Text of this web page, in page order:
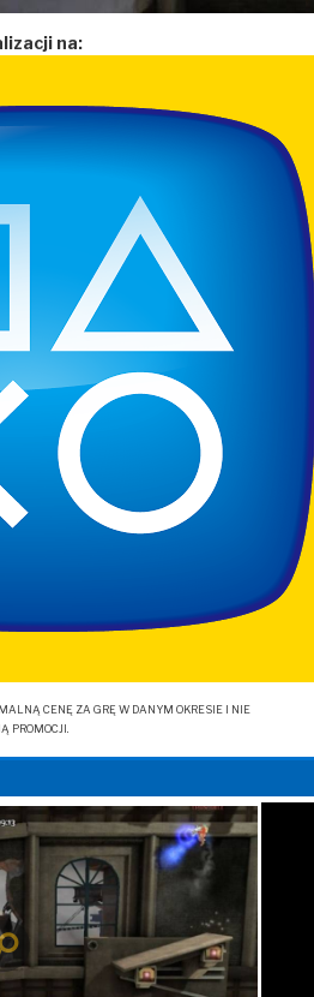
na:
CENĘ ZA GRĘ W DANYM OKRESIE I NIE
PROMOCJI.